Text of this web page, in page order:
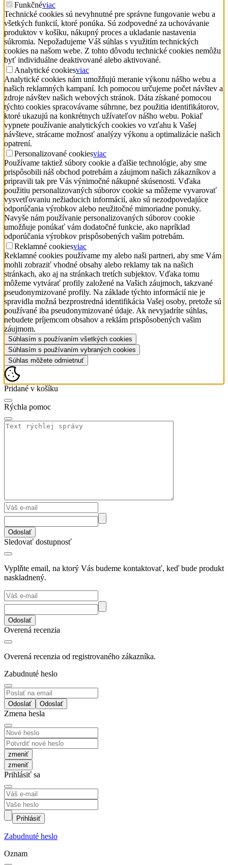
Funkčnéviac
Technické cookies sú nevyhnutné pre správne fungovanie webu a
všetkých funkcií, ktoré ponúka. Sú zodpovedné za uchovávanie
produktov v košíku, nákupný proces a ukladanie nastavenia
súkromia. Nepožadujeme Váš súhlas s využitím technických
cookies na našom webe. Z tohto dôvodu technické cookies nemôžu
byť individuálne deaktivované alebo aktivované.
Analytické cookiesviac
Analytické cookies nám umožňujú meranie výkonu nášho webu a
našich reklamných kampaní. Ich pomocou určujeme počet návštev a
zdroje návštev našich webových stránok. Dáta získané pomocou
týchto cookies spracovávame súhrnne, bez použitia identifikátorov,
ktoré ukazujú na konkrétnych užívateľov nášho webu. Pokiaľ
vypnete používanie analytických cookies vo vzťahu k Vašej
návšteve, strácame možnosť analýzy výkonu a optimalizácie našich
opatrení.
Personalizované cookiesviac
Používame taktiež súbory cookie a ďalšie technológie, aby sme
prispôsobili náš obchod potrebám a záujmom našich zákazníkov a
pripravili tak pre Vás výnimočné nákupné skúsenosti. Vďaka
použitiu personalizovaných súborov cookie sa môžeme vyvarovať
vysvetľovaniu nežiaducich informácií, ako sú nezodpovedajúce
odporúčania výrobkov alebo neužitočné mimoriadne ponuky.
Navyše nám používanie personalizovaných súborov cookie
umožňuje ponúkať vám dodatočné funkcie, ako napríklad
odporúčania výrobkov prispôsobených vašim potrebám.
Reklamné cookiesviac
Reklamné cookies používame my alebo naši partneri, aby sme Vám
mohli zobraziť vhodné obsahy alebo reklamy tak na našich
stránkach, ako aj na stránkach tretích subjektov. Vďaka tomu
môžeme vytvárať profily založené na Vašich záujmoch, takzvané
pseudonymizované profily. Na základe týchto informácií nie je
spravidla možná bezprostredná identifikácia Vašej osoby, pretože sú
používané iba pseudonymizované údaje. Ak nevyjadríte súhlas,
nebudete príjemcom obsahov a reklám prispôsobených vašim
záujmom.
Súhlasím s používaním všetkých cookies
Súhlasím s používaním vybraných cookies
Súhlas môžete odmietnuť
Pridané v košíku
Rýchla pomoc
Odoslať
Sledovať dostupnosť
Vyplňte email, na ktorý Vás budeme kontaktovať, keď bude produkt
naskladnený.
Odoslať
Overená recenzia
Overená recenzia od registrovaného zákazníka.
Zabudnuté heslo
Odoslať
Zmena hesla
zmeniť
Prihlásiť sa
Prihlásiť
Zabudnuté heslo
Oznam